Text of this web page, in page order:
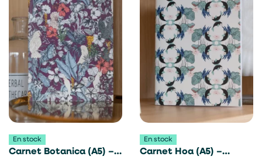
En stock
Carnet Botanica (A5) –
En stock
Carnet Hoa (A5) –